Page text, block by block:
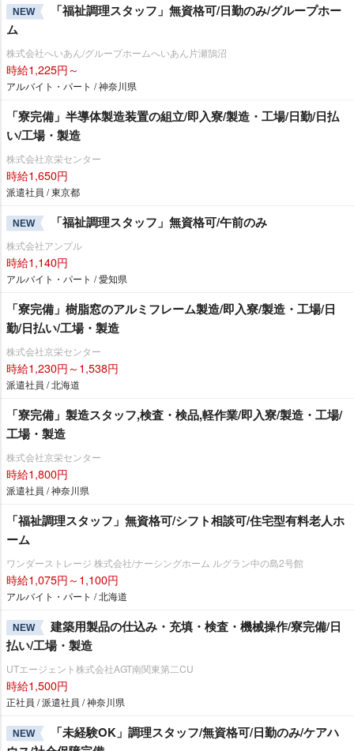
NEW
「福祉調理スタッフ」無資格可/日勤のみ/グループホー
ム
株式会社へいあん/グループホームへいあん片瀬鵠沼
時給1,225円～
アルバイト・パート / 神奈川県
「寮完備」半導体製造装置の組立/即入寮/製造・工場/日勤/日払
い/工場・製造
株式会社京栄センター
時給1,650円
派遣社員 / 東京都
NEW 「福祉調理スタッフ」無資格可/午前のみ
株式会社アンプル
時給1,140円
アルバイト・パート / 愛知県
「寮完備」樹脂窓のアルミフレーム製造/即入寮/製造・工場/日
勤/日払い/工場・製造
株式会社京栄センター
時給1,230円～1,538円
派遣社員 / 北海道
「寮完備」製造スタッフ,検査・検品,軽作業/即入寮/製造・工場/
工場・製造
株式会社京栄センター
時給1,800円
派遣社員 / 神奈川県
「福祉調理スタッフ」無資格可/シフト相談可/住宅型有料老人ホ
ーム
ワンダーストレージ 株式会社/ナーシングホーム ルグラン中の島2号館
時給1,075円～1,100円
アルバイト・パート / 北海道
NEW
建築用製品の仕込み・充填・検査・機械操作/寮完備/日
払い/工場・製造
UTエージェント株式会社AGT南関東第二CU
時給1,500円
正社員 / 派遣社員 / 神奈川県
NEW
「未経験OK」調理スタッフ/無資格可/日勤のみ/ケアハ